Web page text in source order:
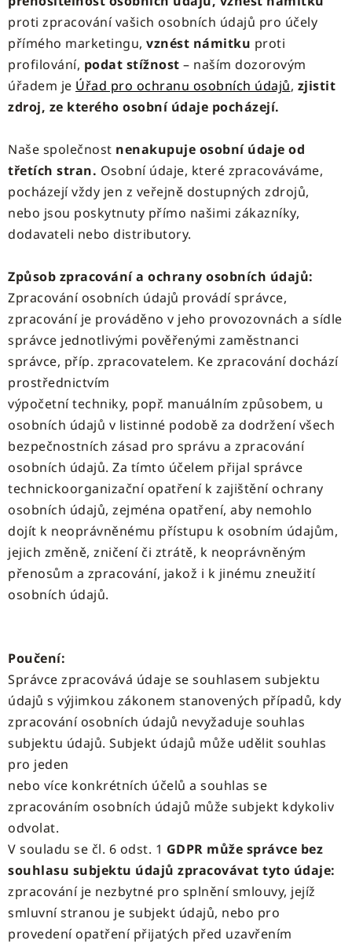
proti zpracování vašich osobních údajů pro účely
přímého marketingu, vznést námitku proti
profilování, podat stížnost – naším dozorovým
úřadem je Úřad pro ochranu osobních údajů, zjistit
zdroj, ze kterého osobní údaje pocházejí.
Naše společnost nenakupuje osobní údaje od
třetích stran. Osobní údaje, které zpracováváme,
pocházejí vždy jen z veřejně dostupných zdrojů,
nebo jsou poskytnuty přímo našimi zákazníky,
dodavateli nebo distributory.
Způsob zpracování a ochrany osobních údajů:
Zpracování osobních údajů provádí správce,
zpracování je prováděno v jeho provozovnách a sídle
správce jednotlivými pověřenými zaměstnanci
správce, příp. zpracovatelem. Ke zpracování dochází
prostřednictvím
výpočetní techniky, popř. manuálním způsobem, u
osobních údajů v listinné podobě za dodržení všech
bezpečnostních zásad pro správu a zpracování
osobních údajů. Za tímto účelem přijal správce
technickoorganizační opatření k zajištění ochrany
osobních údajů, zejména opatření, aby nemohlo
dojít k neoprávněnému přístupu k osobním údajům,
jejich změně, zničení či ztrátě, k neoprávněným
přenosům a zpracování, jakož i k jinému zneužití
osobních údajů.
Poučení:
Správce zpracovává údaje se souhlasem subjektu
údajů s výjimkou zákonem stanovených případů, kdy
zpracování osobních údajů nevyžaduje souhlas
subjektu údajů. Subjekt údajů může udělit souhlas
pro jeden
nebo více konkrétních účelů a souhlas se
zpracováním osobních údajů může subjekt kdykoliv
odvolat.
V souladu se čl. 6 odst. 1 GDPR může správce bez
souhlasu subjektu údajů zpracovávat tyto údaje:
zpracování je nezbytné pro splnění smlouvy, jejíž
smluvní stranou je subjekt údajů, nebo pro
provedení opatření přijatých před uzavřením